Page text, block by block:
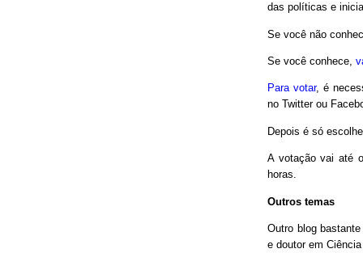
das políticas e
Se você não
Se você conhece,
Para votar, é
no Twitter ou
Depois é só
A votação vai até
horas.
Outros temas
Outro blog
e doutor em